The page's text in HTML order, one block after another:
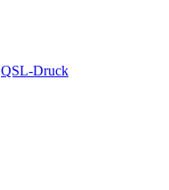
QSL-Druck